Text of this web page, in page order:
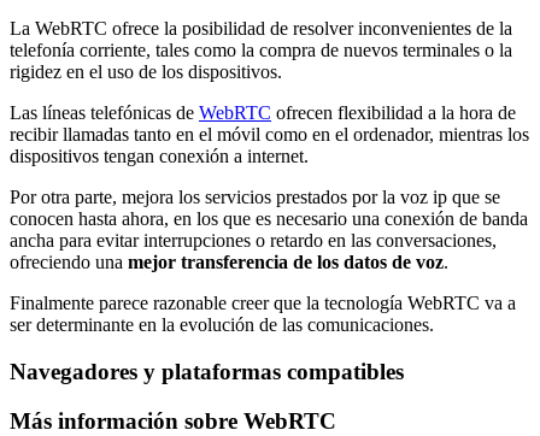
La WebRTC ofrece la posibilidad de resolver inconvenientes de la
telefonía corriente, tales como la compra de nuevos terminales o la
rigidez en el uso de los dispositivos.
Las líneas telefónicas de WebRTC ofrecen flexibilidad a la hora de
recibir llamadas tanto en el móvil como en el ordenador, mientras los
dispositivos tengan conexión a internet.
Por otra parte, mejora los servicios prestados por la voz ip que se
conocen hasta ahora, en los que es necesario una conexión de banda
ancha para evitar interrupciones o retardo en las conversaciones,
ofreciendo una mejor transferencia de los datos de voz.
Finalmente parece razonable creer que la tecnología WebRTC va a
ser determinante en la evolución de las comunicaciones.
Navegadores y plataformas compatibles
Más información sobre WebRTC